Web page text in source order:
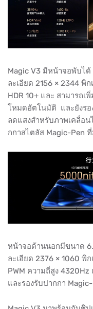
Magic V3 มีหน้าจอพับได้
ละเอียด 2156 × 2344 พิ
HDR 10+ และ สามารถเ
โหมดอัตโนมัติ และยังรอ
ลดแสงสำหรับภาพเคลื่อน
กกาสไตลัส Magic-Pen
หน้าจอด้านนอกมีขนาด
ละเอียด 2376 × 1060 พิ
PWM ความถี่สูง
และรองรับปากกา